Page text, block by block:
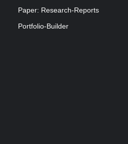
Paper: Research-Reports
Portfolio-Builder